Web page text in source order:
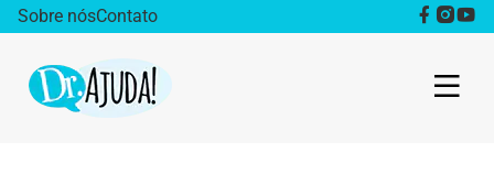
Sobre nósContato